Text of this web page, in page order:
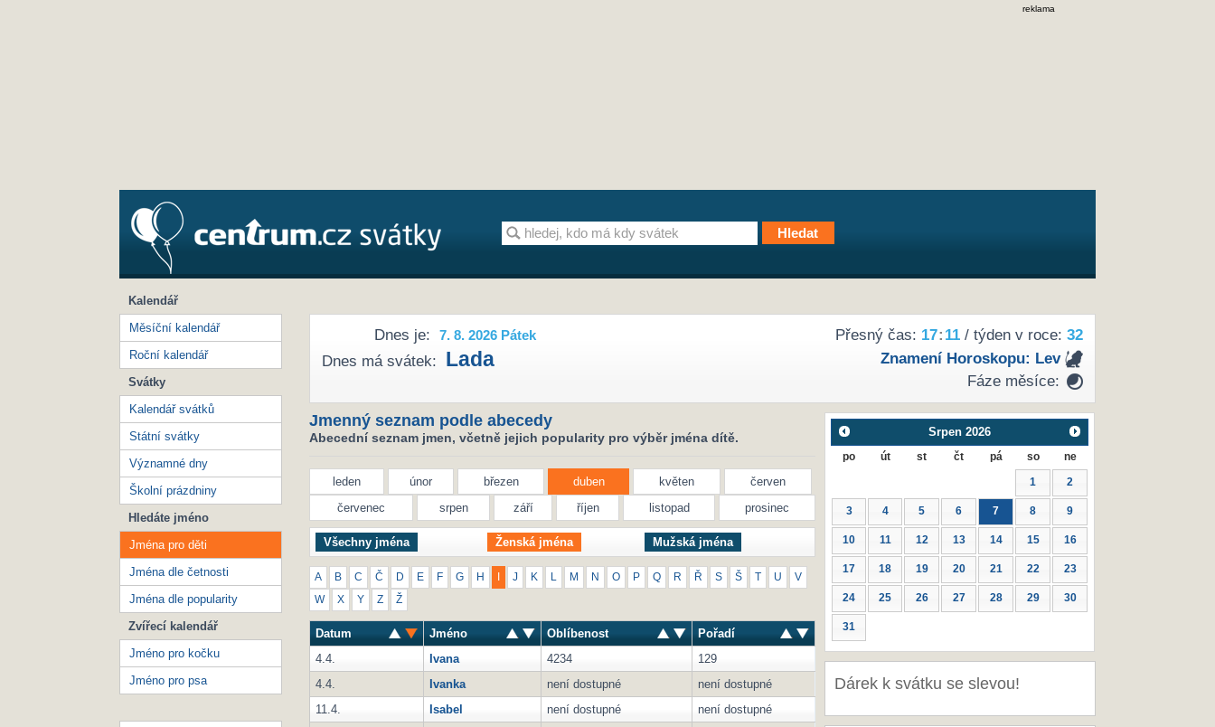
reklama
Přesný čas: 17: 11/ týden v roce: 32
Znamení Horoskopu: Lev
Fáze měsíce:
Dnes je: 7. 8. 2026 Pátek
Dnes má svátek: Lada
Jmenný seznam podle abecedy
Abecední seznam jmen, včetně jejich popularity pro výběr jména dítě.
leden únor březen duben květen
červen
červenec
srpen září říjen listopad prosinec
Všechny jména Ženská jména Mužská jména
A B C Č D E F G H J K M N O P Q R Ř S Š U V
W X Y Z Ž
Datum Jméno Oblíbenost
Pořadí
4.4.
Ivana 4234
129
4.4.
Ivanka není dostupné
není dostupné
11.4.
Isabel není dostupné
není dostupné
Srpen 2026
po út st čt pá so ne
1 2
3 4 5 6 7 8 9
10 11 12 13 14 15 16
17 18 19 20 21 22 23
24 25 26 27 28 29 30
31
Dárek k svátku se slevou!
Kalendář
Měsíční kalendář
Roční kalendář
Svátky
Kalendář svátků
Státní svátky
Významné dny
Školní prázdniny
Hledáte jméno
Jména pro děti
Jména dle četnosti
Jména dle popularity
Zvířecí kalendář
Jméno pro kočku
Jméno pro psa